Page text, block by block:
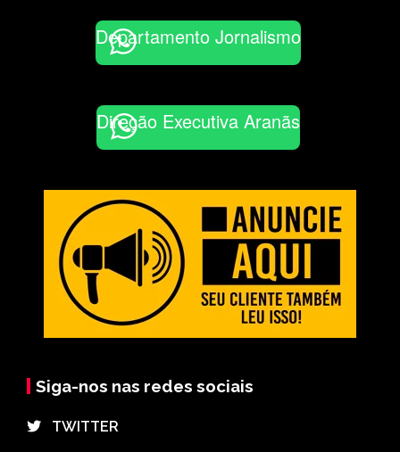
Departamento Jornalismo
Direção Executiva Aranãs
Siga-nos nas redes sociais
⠀TWITTER